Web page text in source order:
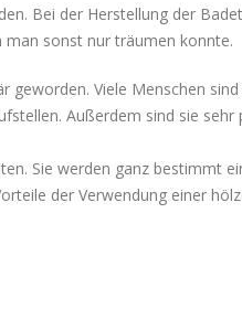
Bei der Herstellung der
sonst nur träumen konnte.
Viele Menschen
Außerdem sind sie
Sie werden ganz bestimmt
der Verwendung einer